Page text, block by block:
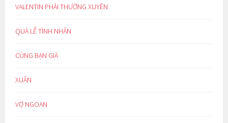
VALENTIN PHẢI THƯỜNG XUYÊN
QUÀ LỄ TÌNH NHÂN
CÙNG BẠN GIÀ
XUÂN
VỢ NGOAN